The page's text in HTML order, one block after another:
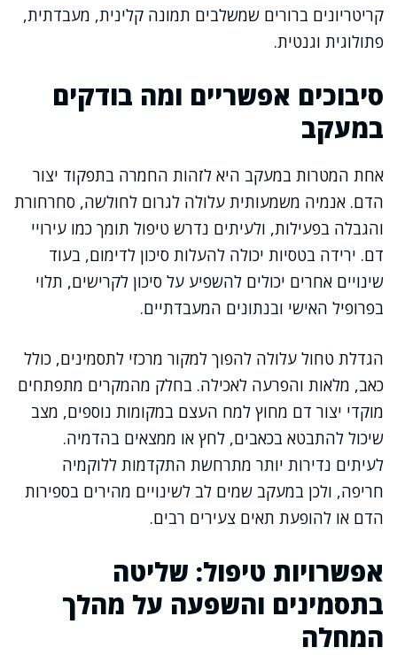
קריטריונים ברורים שמשלבים תמונה קלינית, מעבדתית,
פתולוגית וגנטית.
סיבוכים אפשריים ומה בודקים
במעקב
אחת המטרות במעקב היא לזהות החמרה בתפקוד יצור
הדם. אנמיה משמעותית עלולה לגרום לחולשה, סחרחורת
והגבלה בפעילות, ולעיתים נדרש טיפול תומך כמו עירויי
דם. ירידה בטסיות יכולה להעלות סיכון לדימום, בעוד
שינויים אחרים יכולים להשפיע על סיכון לקרישים, תלוי
בפרופיל האישי ובנתונים המעבדתיים.
הגדלת טחול עלולה להפוך למקור מרכזי לתסמינים, כולל
כאב, מלאות והפרעה לאכילה. בחלק מהמקרים מתפתחים
מוקדי יצור דם מחוץ למח העצם במקומות נוספים, מצב
שיכול להתבטא בכאבים, לחץ או ממצאים בהדמיה.
לעיתים נדירות יותר מתרחשת התקדמות ללוקמיה
חריפה, ולכן במעקב שמים לב לשינויים מהירים בספירות
הדם או להופעת תאים צעירים רבים.
אפשרויות טיפול: שליטה
בתסמינים והשפעה על מהלך
המחלה